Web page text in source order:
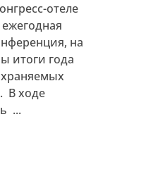
отеле
на
итоги года
В ходе
...